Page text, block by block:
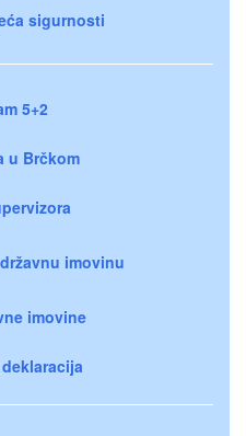
sigurnosti
5+2
u Brčkom
imovinu
imovine